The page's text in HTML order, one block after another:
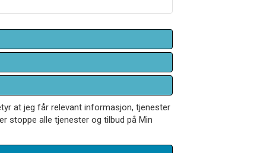
at jeg får relevant informasjon, tjenester
stoppe alle tjenester og tilbud på Min